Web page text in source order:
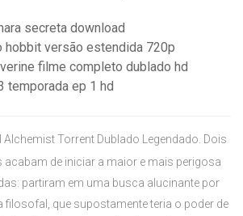
secreta download
hobbit versão estendida 720p
filme completo dublado hd
temporada ep 1 hd
Alchemist Torrent Dublado Legendado. Dois
de iniciar a maior e mais perigosa
partiram em uma busca alucinante por
filosofal, que supostamente teria o poder de